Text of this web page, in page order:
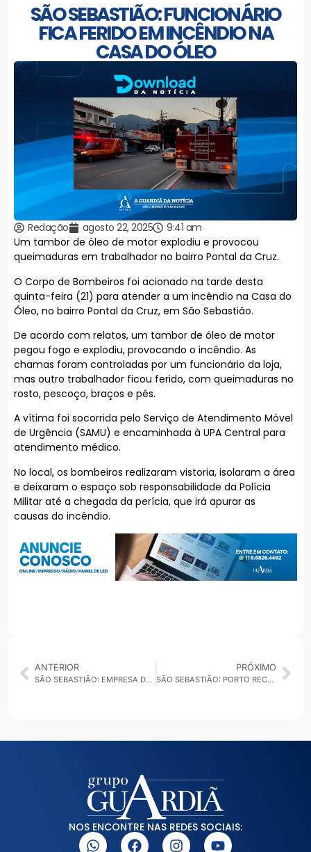
SÃO SEBASTIÃO: FUNCIONÁRIO
FICA FERIDO EM INCÊNDIO NA
CASA DO ÓLEO
Redação agosto 22, 2025
9:41 am
Um tambor de óleo de motor explodiu e provocou
queimaduras em trabalhador no bairro Pontal da Cruz.
O Corpo de Bombeiros foi acionado na tarde desta
quinta-feira (21) para atender a um incêndio na Casa do
Óleo, no bairro Pontal da Cruz, em São Sebastião.
De acordo com relatos, um tambor de óleo de motor
pegou fogo e explodiu, provocando o incêndio. As
chamas foram controladas por um funcionário da loja,
mas outro trabalhador ficou ferido, com queimaduras no
rosto, pescoço, braços e pés.
A vítima foi socorrida pelo Serviço de Atendimento Móvel
de Urgência (SAMU) e encaminhada à UPA Central para
atendimento médico.
No local, os bombeiros realizaram vistoria, isolaram a área
e deixaram o espaço sob responsabilidade da Polícia
Militar até a chegada da perícia, que irá apurar as
causas do incêndio.
ANTERIOR
SÃO SEBASTIÃO: EMPRESA DE MEDICAMENTOS É ALVO DE OPERAÇÃO DA PF
PRÓXIMO
SÃO SEBASTIÃO: PORTO RECEBE PRÊMIO NACIONAL POR CRESCIMENTO NA MOVIMENTAÇÃO DE CARGAS
NOS ENCONTRE NAS REDES SOCIAIS: